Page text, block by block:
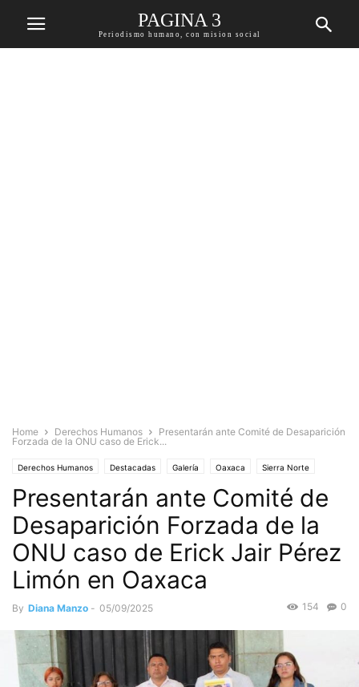
PAGINA 3
Periodismo humano, con mision social
Home Derechos Humanos
Presentarán ante Comité de Desaparición
Forzada de la ONU caso de Erick...
Derechos Humanos Destacadas Galería Oaxaca Sierra Norte
Presentarán ante Comité de
Desaparición Forzada de la
ONU caso de Erick Jair Pérez
Limón en Oaxaca
By Diana Manzo - 05/09/2025 0
154